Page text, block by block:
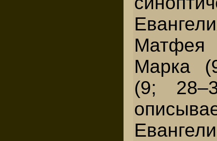
Марка
(9;